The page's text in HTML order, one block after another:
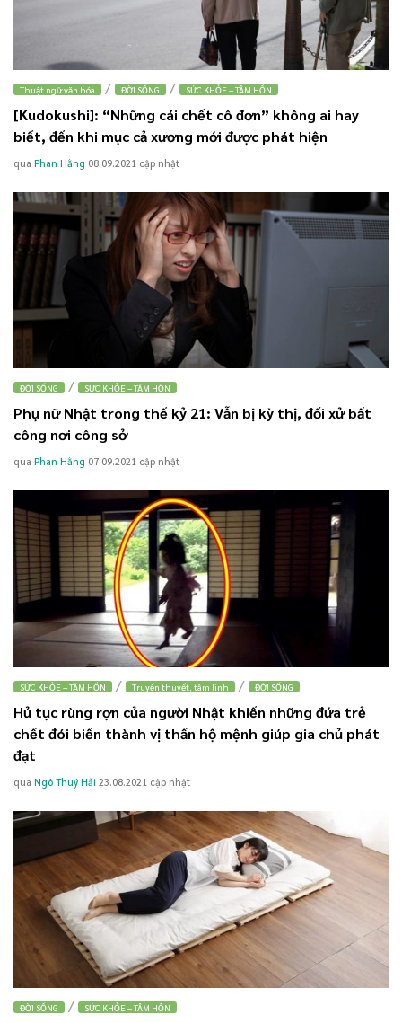
Thuật ngữ văn hóa / ĐỜI SỐNG / SỨC KHỎE – TÂM HỒN
[Kudokushi]: “Những cái chết cô đơn” không ai hay
biết, đến khi mục cả xương mới được phát hiện
qua Phan Hằng 08.09.2021 cập nhật
ĐỜI SỐNG / SỨC KHỎE – TÂM HỒN
Phụ nữ Nhật trong thế kỷ 21: Vẫn bị kỳ thị, đối xử bất
công nơi công sở
qua Phan Hằng 07.09.2021 cập nhật
SỨC KHỎE – TÂM HỒN / Truyền thuyết, tâm linh / ĐỜI SỐNG
Hủ tục rùng rợn của người Nhật khiến những đứa trẻ
chết đói biến thành vị thần hộ mệnh giúp gia chủ phát
đạt
qua Ngô Thuý Hải 23.08.2021 cập nhật
ĐỜI SỐNG / SỨC KHỎE – TÂM HỒN